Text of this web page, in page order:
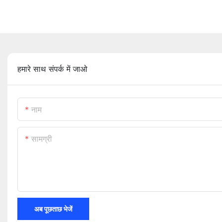
हमारे साथ संपर्क में जाओ
नाम
सामग्री
अब पूछताछ भेजें